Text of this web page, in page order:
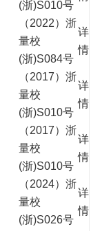
(浙)S010号
（2022）浙
量校
(浙)S084号
详
情
（2017）浙
量校
(浙)S010号
详
情
（2017）浙
量校
(浙)S010号
详
情
（2024）浙
量校
(浙)S026号
详
情